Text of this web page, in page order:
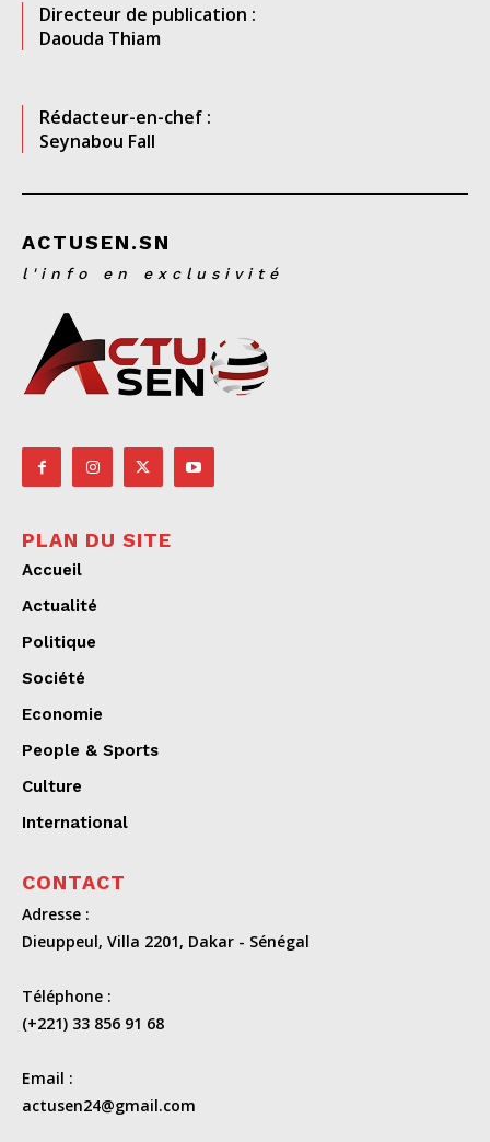
Directeur de publication :
Daouda Thiam
Rédacteur-en-chef :
Seynabou Fall
ACTUSEN.SN
l'info en exclusivité
PLAN DU SITE
Accueil
Actualité
Politique
Société
Economie
People & Sports
Culture
International
CONTACT
Adresse :
Dieuppeul, Villa 2201, Dakar - Sénégal
Téléphone :
(+221) 33 856 91 68
Email :
actusen24@gmail.com